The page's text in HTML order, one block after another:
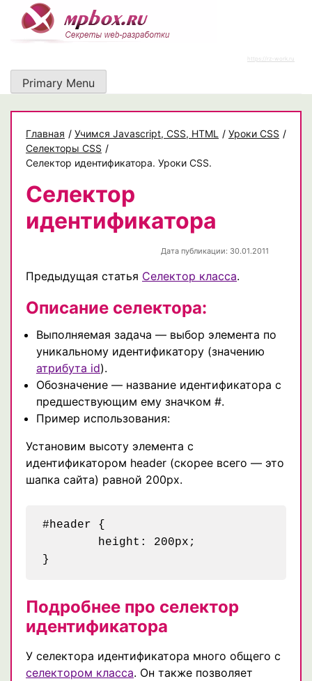
content
https://rz-work.ru
Primary Menu
Главная / Учимся Javascript, CSS, HTML / Уроки CSS /
Селекторы CSS /
Селектор идентификатора. Уроки CSS.
Селектор
идентификатора
Дата публикации: 30.01.2011
Предыдущая статья Селектор класса.
Описание селектора:
Выполняемая задача — выбор элемента по
уникальному идентификатору (значению
атрибута id).
Обозначение — название идентификатора с
предшествующим ему значком #.
Пример использования:
Установим высоту элемента с
идентификатором header (скорее всего — это
шапка сайта) равной 200px.
#header {
Подробнее про селектор
идентификатора
У селектора идентификатора много общего с
селектором класса. Он также позволяет